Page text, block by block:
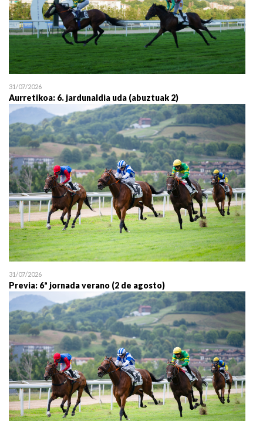
31/07/2026
Aurretikoa: 6. jardunaldia uda (abuztuak 2)
31/07/2026
Previa: 6ª jornada verano (2 de agosto)